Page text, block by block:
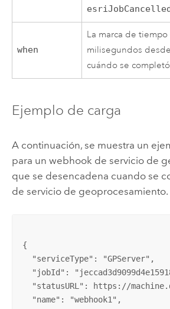
when
La marca de
milisegundos
cuándo se
Ejemplo de carga
A continuación, se muestra un
para un webhook de servicio de
que se desencadena cuando se
de servicio de geoprocesamiento.
{
  "serviceType": "GPServer",
"jobId":
"statusURL": https://
  "name": "webhook1",